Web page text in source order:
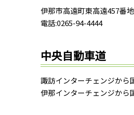
伊那市高遠町東高遠457番地
電話:0265-94-4444
中央自動車道
諏訪インターチェンジか
伊那インターチェンジか